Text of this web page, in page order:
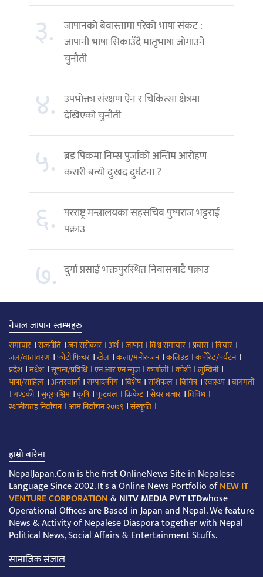
३.
जापानको बेवास्तामा परेको भाषा संकट :
जापानी भाषा सिकाउँदै मातृभाषा जोगाउने
चुनौती
४. उपभोक्ता संरक्षण ऐन र चिकित्सा क्षेत्रमा
देखिएको चुनौती
५. ब्रड पिकमा निम्स पुर्जाको अन्तिम आरोहण
कसरी बन्यो दुःखद दुर्घटना ?
६. परराष्ट्र मन्त्रालयका सहसचिव पुष्पराज भट्टराई
पक्राउ
७. दुर्गा प्रसाईं भक्तपुरस्थित निवासबाटै पक्राउ
नेपाल जापान स्तम्भहरु
समाचार ।राजनीति ।जन सरोकार ।अर्थ।जापान।विश्व समाचार ।प्रबास।बिचार ।
जल/वातावरण ।फोटो फिचर ।खेल ।कला/मनोरन्जन।कलिउड।कर्पोरेट/पर्यटन।
प्रदेश।मधेश।सूचना/प्रविधि।एन आर एन न्युज।कर्णाली।कोशी।लुम्बिनी।
भाषा/साहित्य ।अन्तरवार्ता।सम्पादकीय ।बिशेष।राशिफल ।बिचित्र।स्वास्थ्य ।बागमती
।गण्डकी।सुदूरपश्चिम ।कृषि।फूटबल ।क्रिकेट।सेयर बजार ।विविध।
स्थानीयतह निर्वाचन।आम निर्वाचन २०७९ ।संस्कृति ।
हाम्रो बारेमा
NepalJapan.Com is the first OnlineNews Site in Nepalese
Language Since 2002. It's a Online News Portfolio ofNEW IT
VENTURE CORPORATION&NITV MEDIA PVT LTDwhose
Operational Offices are Based in Japan and Nepal. We feature
News & Activity of Nepalese Diaspora together with Nepal
Political News, Social Affairs & Entertainment Stuffs.
सामाजिक संजाल